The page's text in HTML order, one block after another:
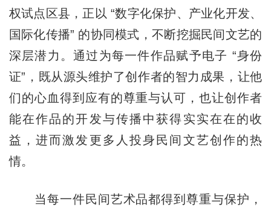
权试点区县，正以 “数字化保护、产业化开发、
国际化传播” 的协同模式，不断挖掘民间文艺的
深层潜力。通过为每一件作品赋予电子 “身份
证”，既从源头维护了创作者的智力成果，让他
们的心血得到应有的尊重与认可，也让创作者
能在作品的开发与传播中获得实实在在的收
益，进而激发更多人投身民间文艺创作的热
情。
当每一件民间艺术品都得到尊重与保护，